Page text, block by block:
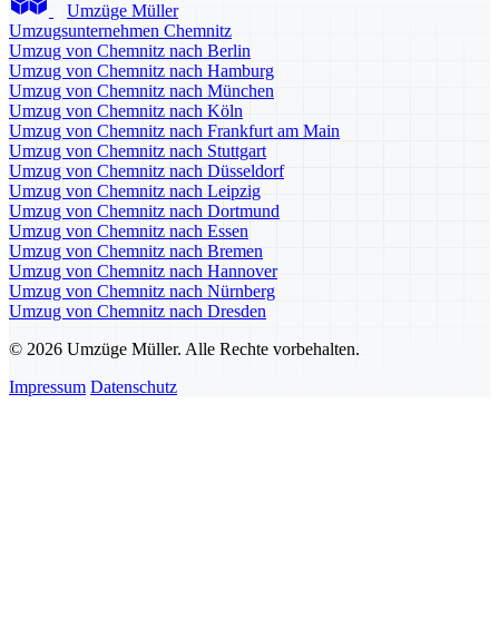
Umzüge Müller
Umzugsunternehmen Chemnitz
Umzug von Chemnitz nach Berlin
Umzug von Chemnitz nach Hamburg
Umzug von Chemnitz nach München
Umzug von Chemnitz nach Köln
Umzug von Chemnitz nach Frankfurt am Main
Umzug von Chemnitz nach Stuttgart
Umzug von Chemnitz nach Düsseldorf
Umzug von Chemnitz nach Leipzig
Umzug von Chemnitz nach Dortmund
Umzug von Chemnitz nach Essen
Umzug von Chemnitz nach Bremen
Umzug von Chemnitz nach Hannover
Umzug von Chemnitz nach Nürnberg
Umzug von Chemnitz nach Dresden
© 2026 Umzüge Müller. Alle Rechte vorbehalten.
Impressum Datenschutz